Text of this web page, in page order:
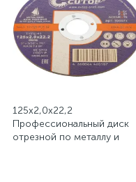
125х2,0х22,2
Профессиональный диск
отрезной по металлу и